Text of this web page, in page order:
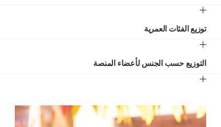
توزيع الفئات العمرية
التوزيع حسب الجنس لأعضاء المنصة